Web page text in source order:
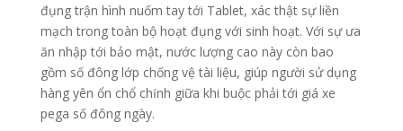
đụng trận hình nuốm tay tới Tablet, xác thật sự liền
mạch trong toàn bộ hoạt đụng với sinh hoạt. Với sự ưa
ăn nhập tới bảo mật, nước lượng cao này còn bao
gồm số đông lớp chống vệ tài liệu, giúp người sử dụng
hàng yên ổn chổ chính giữa khi buộc phải tới giá xe
pega số đông ngày.